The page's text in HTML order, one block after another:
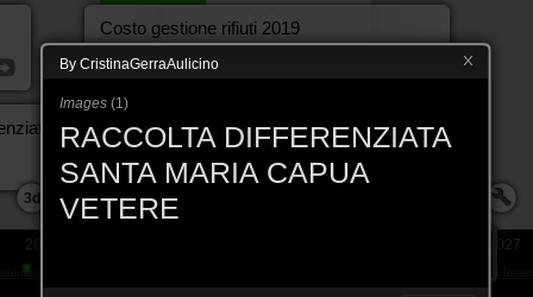
Costo gestione rifiuti 2019
7.139.587,68 €
2019
1806
3d
2014 2027
By CristinaGerraAulicino
Images (1)
RACCOLTA DIFFERENZIATA
SANTA MARIA CAPUA
VETERE